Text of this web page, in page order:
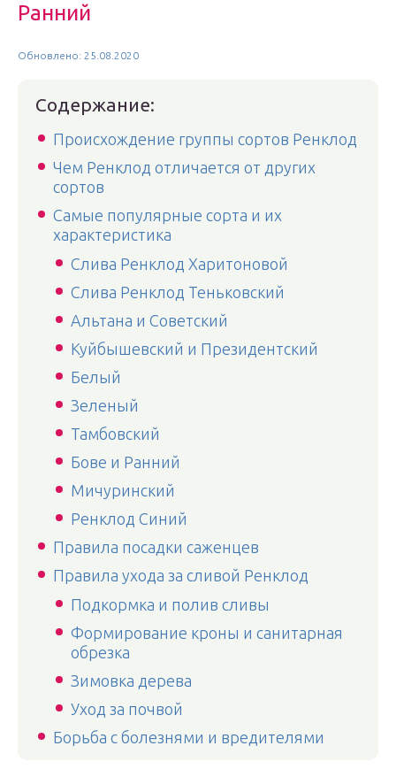
Ранний
Обновлено: 25.08.2020
Содержание:
Происхождение группы сортов Ренклод
Чем Ренклод отличается от других
сортов
Самые популярные сорта и их
характеристика
Слива Ренклод Харитоновой
Слива Ренклод Теньковский
Альтана и Советский
Куйбышевский и Президентский
Белый
Зеленый
Тамбовский
Бове и Ранний
Мичуринский
Ренклод Синий
Правила посадки саженцев
Правила ухода за сливой Ренклод
Подкормка и полив сливы
Формирование кроны и санитарная
обрезка
Зимовка дерева
Уход за почвой
Борьба с болезнями и вредителями